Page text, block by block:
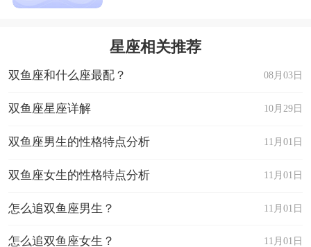
星座相关推荐
08月03日
双鱼座和什么座最配？
10月29日
双鱼座星座详解
11月01日
双鱼座男生的性格特点分析
11月01日
双鱼座女生的性格特点分析
11月01日
怎么追双鱼座男生？
11月01日
怎么追双鱼座女生？